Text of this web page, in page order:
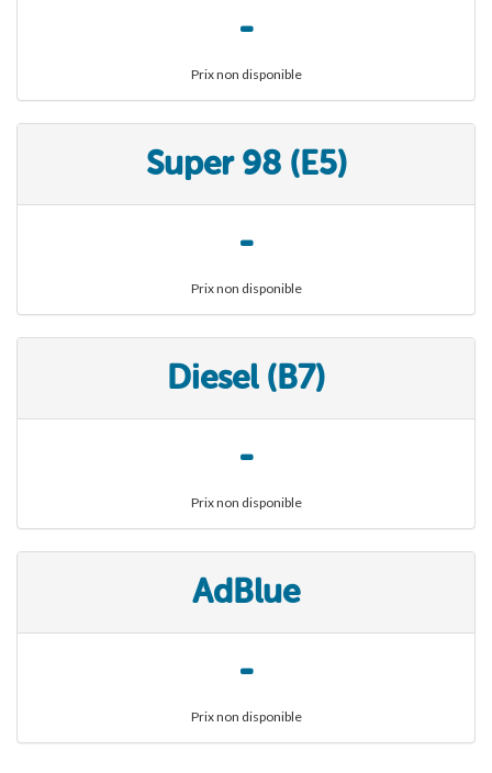
-
Prix non disponible
Super 98 (E5)
-
Prix non disponible
Diesel (B7)
-
Prix non disponible
AdBlue
-
Prix non disponible